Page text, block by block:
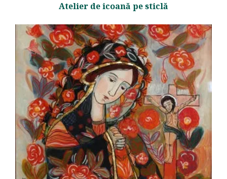
Atelier de icoană pe sticlă